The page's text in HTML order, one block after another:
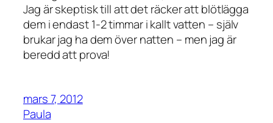
Jag är skeptisk till att det räcker att blötlägga
dem i endast 1-2 timmar i kallt vatten – själv
brukar jag ha dem över natten – men jag är
beredd att prova!
mars 7, 2012
Paula